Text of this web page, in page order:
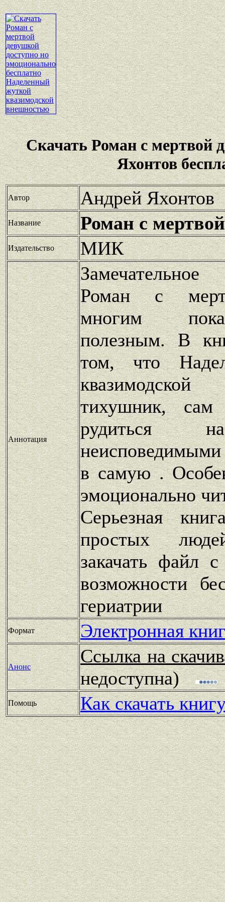
Скачать Роман с мертвой
Яхонтов
Автор Андрей Яхонтов
Название Роман с
Издательство МИК
Аннотация
Роман с
многим
полезным. В
том, что
тихушник, сам
рудиться
неисповедимыми
в самую .
эмоционально
Серьезная
простых
закачать файл
возможности
гериатрии
Формат Электронная
Анонс
Ссылка на
недоступна)
Помощь Как скачать